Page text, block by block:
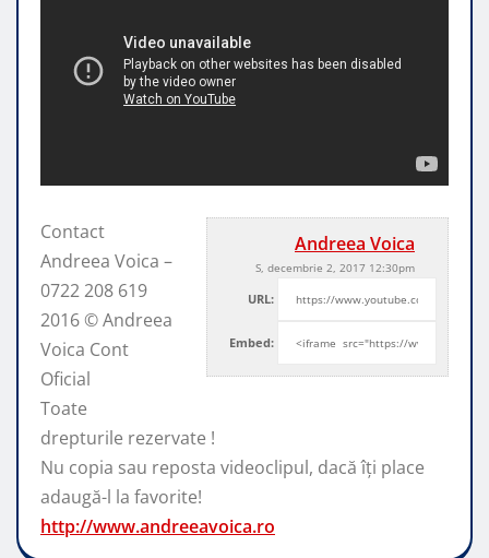
Andreea Voica
S, decembrie 2, 2017 12:30pm
URL:
Embed:
Contact
Andreea Voica –
0722 208 619
2016 © Andreea
Voica Cont
Oficial
Toate
drepturile rezervate !
Nu copia sau reposta videoclipul, dacăîți place
adaugă-l la favorite!
http://www.andreeavoica.ro